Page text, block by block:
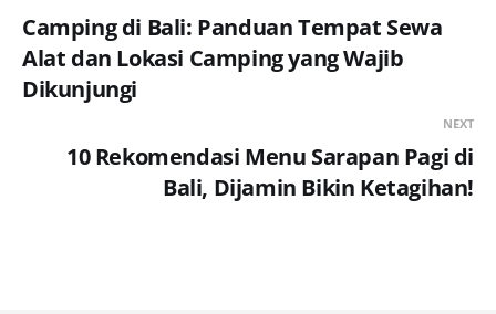
Camping di Bali: Panduan Tempat Sewa
Alat dan Lokasi Camping yang Wajib
Dikunjungi
NEXT
10 Rekomendasi Menu Sarapan Pagi di
Bali, Dijamin Bikin Ketagihan!